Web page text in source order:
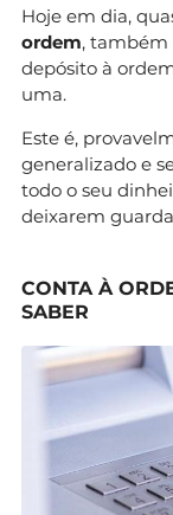
Hoje em dia,
ordem, também
depósito à
uma.
Este é,
generalizado e
todo o seu
deixarem
CONTA À
SABER